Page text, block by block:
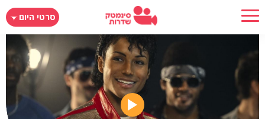
דילוג
לתוכן
העיקרי
סרטי היום